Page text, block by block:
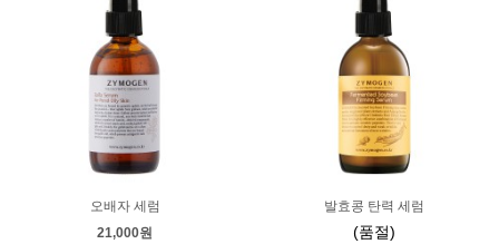
오배자 세럼
21,000원
발효콩 탄력 세럼
(품절)